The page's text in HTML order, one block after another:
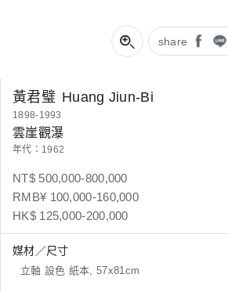
share
黃君璧 Huang Jiun-Bi
1898-1993
雲崖觀瀑
年代：1962
NT$ 500,000-800,000
RMB¥ 100,000-160,000
HK$ 125,000-200,000
媒材／尺寸
立軸 設色 紙本, 57x81cm